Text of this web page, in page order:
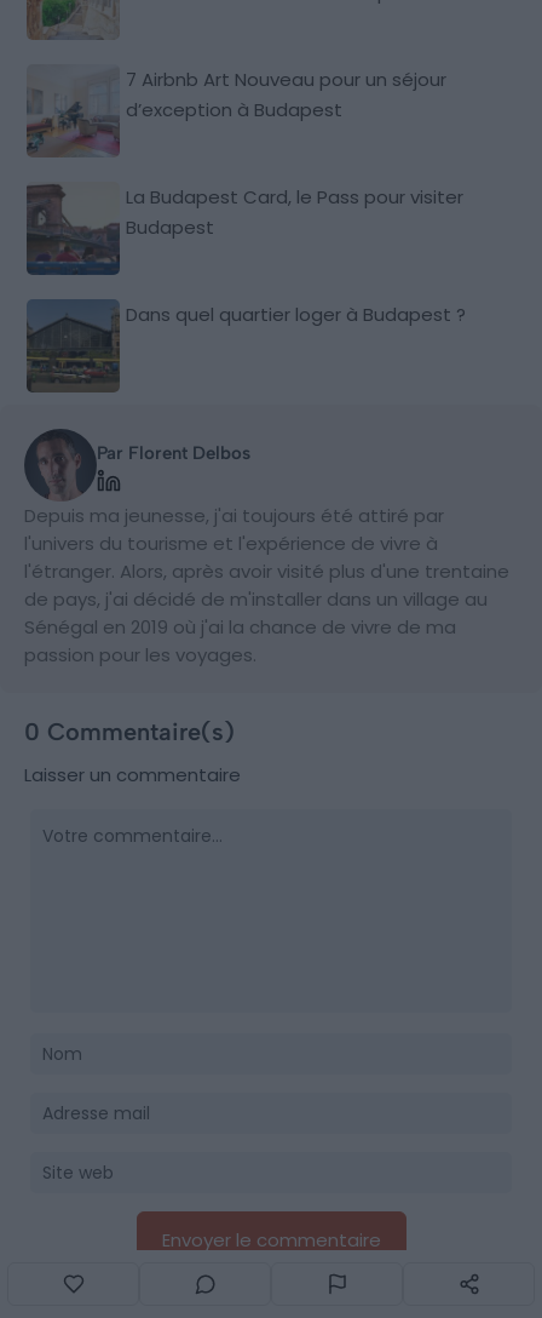
7 Airbnb Art Nouveau pour un séjour
d’exception à Budapest
La Budapest Card, le Pass pour visiter
Budapest
Dans quel quartier loger à Budapest ?
Par Florent Delbos
Depuis ma jeunesse, j'ai toujours été attiré par
l'univers du tourisme et l'expérience de vivre à
l'étranger. Alors, après avoir visité plus d'une trentaine
de pays, j'ai décidé de m'installer dans un village au
Sénégal en 2019 où j'ai la chance de vivre de ma
passion pour les voyages.
0 Commentaire(s)
Laisser un commentaire